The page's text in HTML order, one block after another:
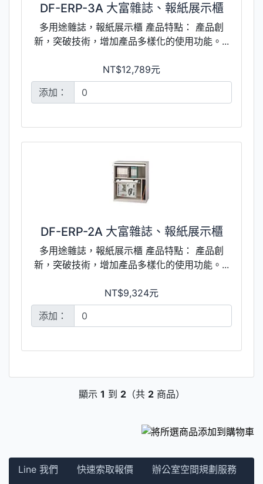
DF-ERP-3A 大富雜誌、報紙展示櫃
多用途雜誌，報紙展示櫃 產品特點： 產品創
新，突破技術，增加產品多樣化的使用功能。...
NT$12,789元
添加：
DF-ERP-2A 大富雜誌、報紙展示櫃
多用途雜誌，報紙展示櫃 產品特點： 產品創
新，突破技術，增加產品多樣化的使用功能。...
NT$9,324元
添加：
顯示 1 到 2（共 2商品）
Line 我們 快速索取報價 辦公室空間規劃服務